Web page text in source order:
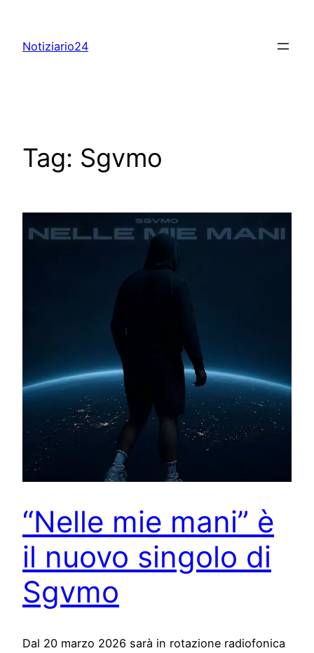
content
Notiziario24
Tag: Sgvmo
“Nelle mie mani” è
il nuovo singolo di
Sgvmo
Dal 20 marzo 2026 sarà in rotazione radiofonica